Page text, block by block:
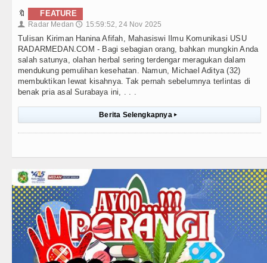
🔖 FEATURE
👤 Radar Medan 🕔 15:59:52, 24 Nov 2025
Tulisan Kiriman Hanina Afifah, Mahasiswi Ilmu Komunikasi USU
RADARMEDAN.COM - Bagi sebagian orang, bahkan mungkin Anda
salah satunya, olahan herbal sering terdengar meragukan dalam
mendukung pemulihan kesehatan. Namun, Michael Aditya (32)
membuktikan lewat kisahnya. Tak pernah sebelumnya terlintas di
benak pria asal Surabaya ini, . . .
Berita Selengkapnya ▸